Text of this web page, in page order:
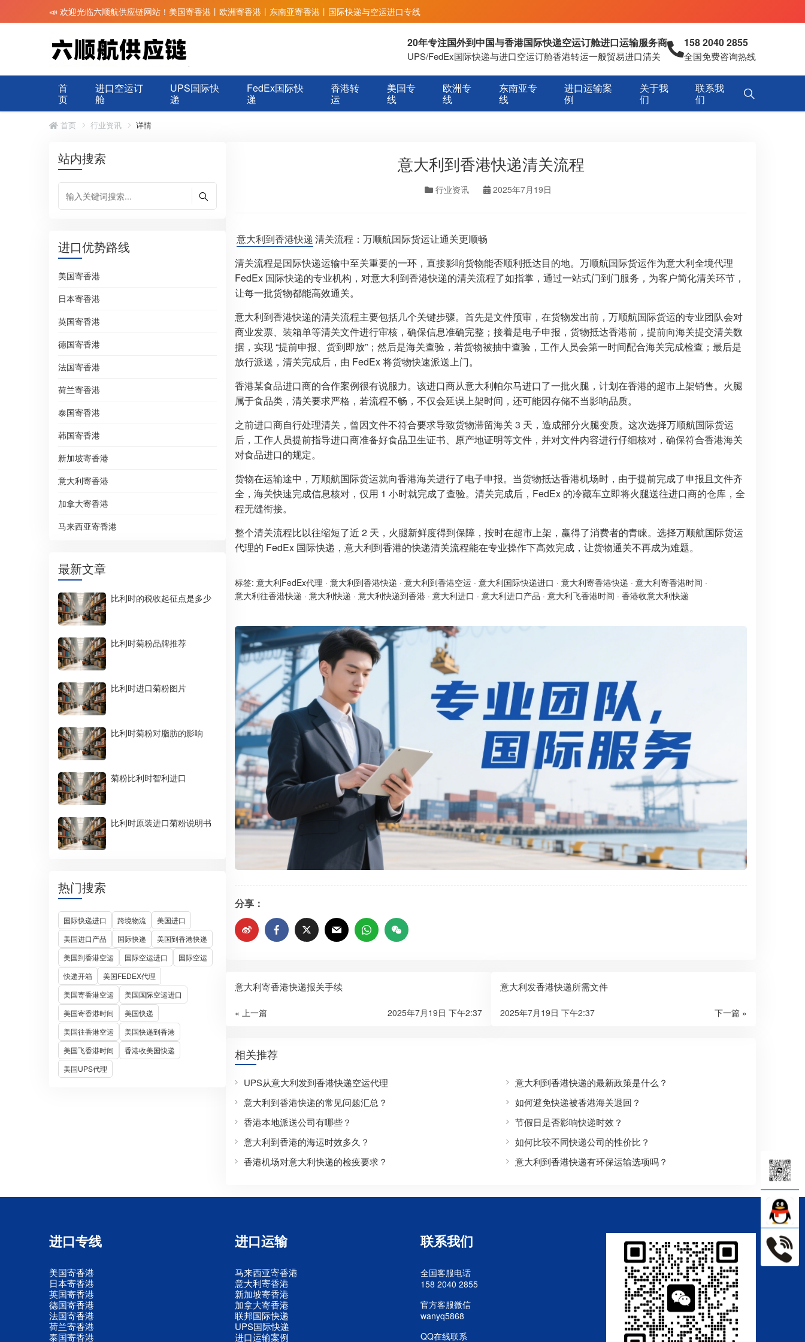
📣 欢迎光临六顺航供应链网站！美国寄香港丨欧洲寄香港丨东南亚寄香港丨国际快递与空运进口专线
20年专注国外到中国与香港国际快递空运订舱进口运输服务商
UPS/FedEx国际快递与进口空运订舱香港转运一般贸易进口清关
158 2040 2855
全国免费咨询热线
首
页
进口空运订
舱
UPS国际快
递
FedEx国际快
递
香港转
运
美国专
线
欧洲专
线
东南亚专
线
进口运输案
例
关于我
们
联系我
们
首页 行业资讯 详情
站内搜索
进口优势路线
美国寄香港
日本寄香港
英国寄香港
德国寄香港
法国寄香港
荷兰寄香港
泰国寄香港
韩国寄香港
新加坡寄香港
意大利寄香港
加拿大寄香港
马来西亚寄香港
最新文章
比利时的税收起征点是多少
比利时菊粉品牌推荐
比利时进口菊粉图片
比利时菊粉对脂肪的影响
菊粉比利时智利进口
比利时原装进口菊粉说明书
热门搜索
国际快递进口 跨境物流
美国进口
美国进口产品
国际快递
美国到香港快递
美国到香港空运
国际空运进口
国际空运
快递开箱
美国FEDEX代理
美国寄香港空运
美国国际空运进口
美国寄香港时间
美国快递
美国往香港空运
美国快递到香港
美国飞香港时间
香港收美国快递
美国UPS代理
意大利到香港快递清关流程
行业资讯 2025年7月19日
意大利到香港快递清关流程：万顺航国际货运让通关更顺畅
清关流程是国际快递运输中至关重要的一环，直接影响货物能否顺利抵达目的地。万顺航国际货运作为意大利全境代理
FedEx 国际快递的专业机构，对意大利到香港快递的清关流程了如指掌，通过一站式门到门服务，为客户简化清关环节，
让每一批货物都能高效通关。
意大利到香港快递的清关流程主要包括几个关键步骤。首先是文件预审，在货物发出前，万顺航国际货运的专业团队会对
商业发票、装箱单等清关文件进行审核，确保信息准确完整；接着是电子申报，货物抵达香港前，提前向海关提交清关数
据，实现 “提前申报、货到即放”；然后是海关查验，若货物被抽中查验，工作人员会第一时间配合海关完成检查；最后是
放行派送，清关完成后，由 FedEx 将货物快速派送上门。
香港某食品进口商的合作案例很有说服力。该进口商从意大利帕尔马进口了一批火腿，计划在香港的超市上架销售。火腿
属于食品类，清关要求严格，若流程不畅，不仅会延误上架时间，还可能因存储不当影响品质。
之前进口商自行处理清关，曾因文件不符合要求导致货物滞留海关 3 天，造成部分火腿变质。这次选择万顺航国际货运
后，工作人员提前指导进口商准备好食品卫生证书、原产地证明等文件，并对文件内容进行仔细核对，确保符合香港海关
对食品进口的规定。
货物在运输途中，万顺航国际货运就向香港海关进行了电子申报。当货物抵达香港机场时，由于提前完成了申报且文件齐
全，海关快速完成信息核对，仅用 1 小时就完成了查验。清关完成后，FedEx 的冷藏车立即将火腿送往进口商的仓库，全
程无缝衔接。
整个清关流程比以往缩短了近 2 天，火腿新鲜度得到保障，按时在超市上架，赢得了消费者的青睐。选择万顺航国际货运
代理的 FedEx 国际快递，意大利到香港的快递清关流程能在专业操作下高效完成，让货物通关不再成为难题。
标签: 意大利FedEx代理 · 意大利到香港快递 · 意大利到香港空运 · 意大利国际快递进口 · 意大利寄香港快递 · 意大利寄香港时间 ·
意大利往香港快递 · 意大利快递 · 意大利快递到香港 · 意大利进口 · 意大利进口产品 · 意大利飞香港时间 · 香港收意大利快递
分享：
意大利寄香港快递报关手续
« 上一篇 2025年7月19日 下午2:37
意大利发香港快递所需文件
下一篇 »
2025年7月19日 下午2:37
相关推荐
UPS从意大利发到香港快递空运代理
意大利到香港快递的最新政策是什么？
意大利到香港快递的常见问题汇总？
如何避免快递被香港海关退回？
香港本地派送公司有哪些？
节假日是否影响快递时效？
意大利到香港的海运时效多久？
如何比较不同快递公司的性价比？
香港机场对意大利快递的检疫要求？
意大利到香港快递有环保运输选项吗？
进口专线
美国寄香港
日本寄香港
英国寄香港
德国寄香港
法国寄香港
荷兰寄香港
泰国寄香港
进口运输
马来西亚寄香港
意大利寄香港
新加坡寄香港
加拿大寄香港
联邦国际快递
UPS国际快递
进口运输案例
联系我们
全国客服电话
158 2040 2855
官方客服微信
wanyq5868
QQ在线联系